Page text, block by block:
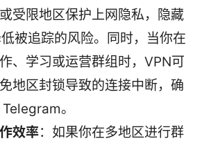
受限地区保护上网隐私，隐藏
被追踪的风险。同时，当你在
、学习或运营群组时，VPN可
地区封锁导致的连接中断，确
。
效率：如果你在多地区进行群